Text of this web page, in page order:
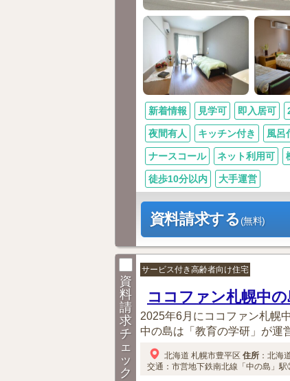
新着情報 見学可 即入居可
夜間有人 キッチン付き 風呂
ナースコール ネット利用可
徒歩10分以内 大手運営
資料請求する(無料)
資
料
請
求
チ
ェ
ッ
ク
サービス付き高齢者向け住宅
ココファン札幌中の
2025年6月にココファン札幌
中の島は「教育の学研」が運
北海道 札幌市豊平区 住所 ： 北海
交通：市営地下鉄南北線「中の島」